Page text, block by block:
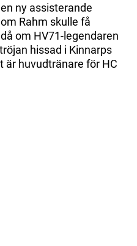
ny assisterande
Rahm skulle få
om HV71-legendaren
hissad i Kinnarps
är huvudtränare för HC